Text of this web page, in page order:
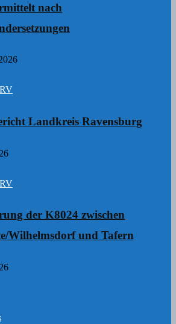
nach
Landkreis Ravensburg
der K8024 zwischen
Wilhelmsdorf und Tafern